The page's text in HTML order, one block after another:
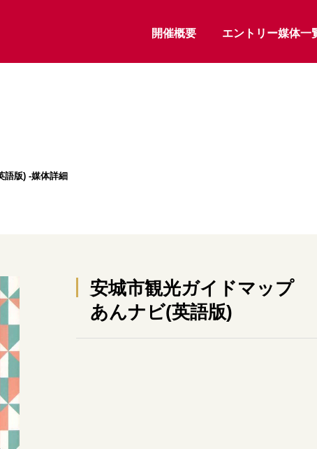
開催概要 エントリー媒体一
版) -媒体詳細
安城市観光ガイドマップ
あんナビ(英語版)